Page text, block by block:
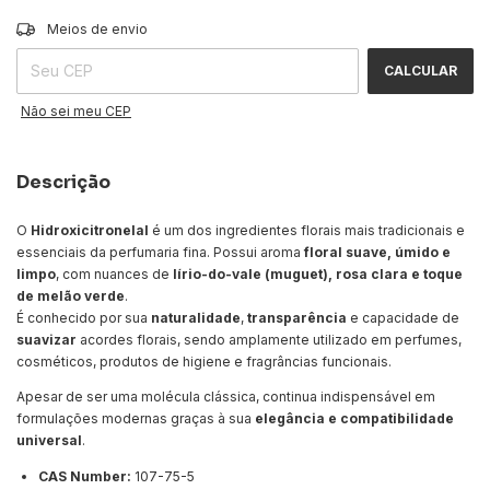
Entregas para o CEP:
Meios de envio
CALCULAR
Não sei meu CEP
Descrição
O Hidroxicitronelal é um dos ingredientes florais mais tradicionais e
essenciais da perfumaria fina. Possui aromafloral suave, úmido e
limpo, com nuances de lírio-do-vale (muguet), rosa clara e toque
de melão verde.
É conhecido por sua naturalidade, transparência e capacidade de
suavizar acordes florais, sendo amplamente utilizado em perfumes,
cosméticos, produtos de higiene e fragrâncias funcionais.
Apesar de ser uma molécula clássica, continua indispensável em
formulações modernas graças à sua elegância e compatibilidade
universal.
CAS Number: 107-75-5